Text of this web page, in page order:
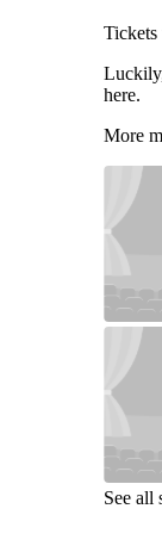
Tickets
here.
More
See all